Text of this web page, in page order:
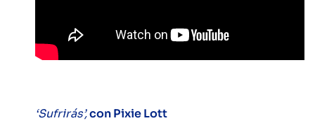
‘Sufrirás’,con Pixie Lott